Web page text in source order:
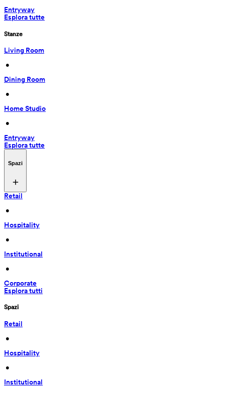
Entryway
Esplora tutte
Stanze
Living Room
•
Dining Room
•
Home Studio
•
Entryway
Esplora tutte
Spazi
Retail
•
Hospitality
•
Institutional
•
Corporate
Esplora tutti
Spazi
Retail
•
Hospitality
•
Institutional